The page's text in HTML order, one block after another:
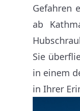
Gefahren
ab
Sie
in einem
in Ihrer